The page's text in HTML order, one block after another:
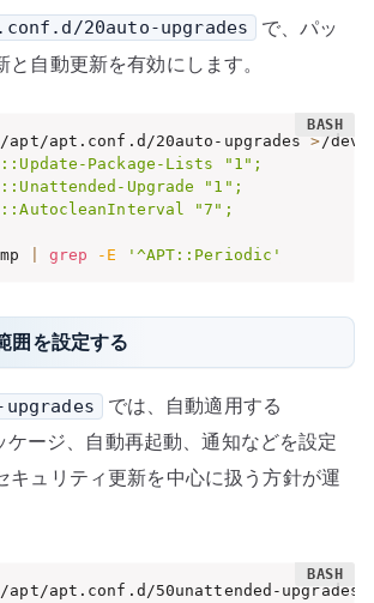
20auto-upgrades
で、パッ
自動更新を有効にします。
apt.conf.d/20auto-upgrades > /
Package-Lists "1";
Upgrade "1";
"7";
grep -E '^APT::Periodic'
囲を設定する
では、自動適用する
ージ、自動再起動、通知などを設定
キュリティ更新を中心に扱う方針が運
apt.conf.d/50unattended-upgrades